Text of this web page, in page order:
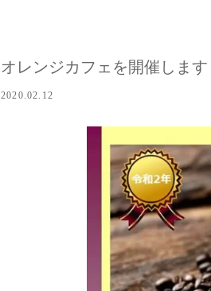
オレンジカフェを開催します
2020.02.12